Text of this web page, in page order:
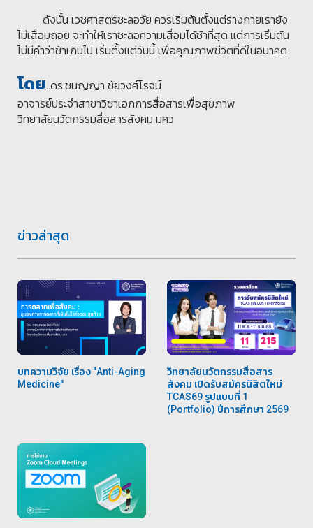
ดังนั้น เวชศาสตร์ชะลอวัย ควรเริ่มต้นตั้งแต่ร่างกายเรายัง
ไม่เสื่อมถอย จะทำให้เราชะลอความเสื่อมได้ช้าที่สุด แต่การเริ่มต้น
ไม่มีคำว่าช้าเกินไป เริ่มตั้งแต่วันนี้ เพื่อคุณภาพชีวิตที่ดีในอนาคต
โดย..ดร.ชนญญา ชัยวงศ์โรจน์
อาจารย์ประจำสาขาวิชาเอกการสื่อสารเพื่อสุขภาพ
วิทยาลัยนวัตกรรมสื่อสารสังคม มศว
ข่าวล่าสุด
บทความวิจัย เรื่อง "Anti-Aging
Medicine"
วิทยาลัยนวัตกรรมสื่อสาร
สังคม เปิดรับสมัครนิสิตใหม่
TCAS69 รูปแบบที่ 1
(Portfolio) ปีการศึกษา 2569